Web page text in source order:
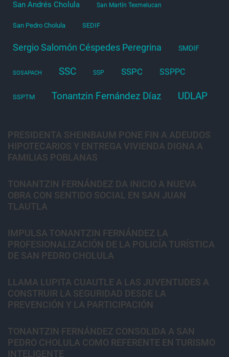
San Andrés Cholula San Martín Texmelucan
San Pedro Cholula SEDIF
Sergio Salomón Céspedes Peregrina SMDIF
SOSAPACH SSC SSP SSPC SSPPC
SSPTM Tonantzin Fernández Díaz UDLAP
PRESIDENTA SHEINBAUM PONE FIN A ADEUDOS
HIPOTECARIOS Y ENTREGA VIVIENDA DIGNA A
FAMILIAS POBLANAS
TONANTZIN FERNÁNDEZ DA INICIO A NUEVA
OBRA CON SENTIDO SOCIAL EN SAN JUAN
TLAUTLA
IMPULSA TONANTZIN FERNÁNDEZ LA
PROFESIONALIZACIÓN DE LA POLICÍA TURÍSTICA
DE SAN PEDRO CHOLULA
LLAMA LUPITA CUAUTLE A LAS JUVENTUDES A
CONSTRUIR LA SEGURIDAD DESDE LA
PREVENCIÓN Y LA PARTICIPACIÓN
TONANTZIN FERNÁNDEZ CONSOLIDA A SAN
PEDRO CHOLULA COMO REFERENTE EN TURISMO
INTELIGENTE